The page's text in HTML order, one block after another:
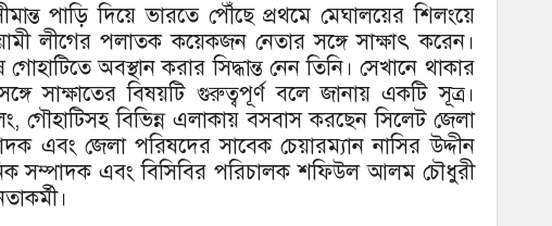
পাড়ি দিয়ে ভারতে পৌঁছে প্রথমে মেঘালয়ের শিলংয়ে
লীগের পলাতক কয়েকজন নেতার সঙ্গে সাক্ষাৎ করেন।
অবস্থান করার সিদ্ধান্ত নেন তিনি। সেখানে থাকার
সাক্ষাতের বিষয়টি গুরুত্বপূর্ণ বলে জানায় একটি সূত্র।
গৌহাটিসহ বিভিন্ন এলাকায় বসবাস করছেন সিলেট জেলা
এবং জেলা পরিষদের সাবেক চেয়ারম্যান নাসির উদ্দীন
সম্পাদক এবং বিসিবির পরিচালক শফিউল আলম চৌধুরী